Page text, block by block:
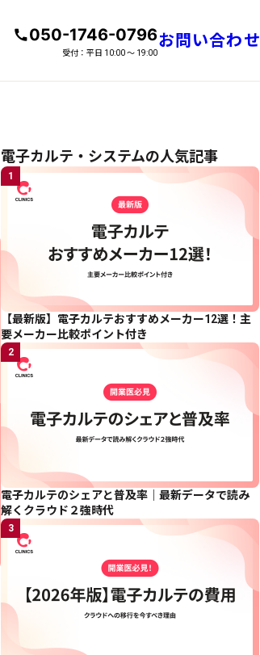
電話番号
050-1746-0796
受付：平日 10:00 〜 19:00
お問い合わせ
電子カルテ・システムの人気記事
1
【最新版】電子カルテおすすめメーカー12選！主
要メーカー比較ポイント付き
2
電子カルテのシェアと普及率｜最新データで読み
解くクラウド２強時代
3